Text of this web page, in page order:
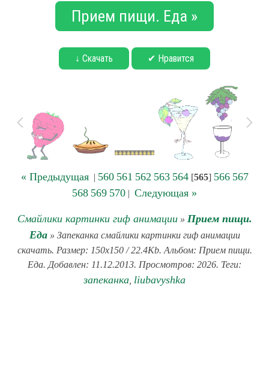
Прием пищи. Еда »
↓ Скачать ✔ Нравится
« Предыдущая| 560 561 562 563 564[565] 566 567
568 569 570 | Следующая »
Смайлики картинки гиф анимации» Прием пищи.
Еда» Запеканка смайлики картинки гиф анимации
скачать. Размер: 150x150 / 22.4Kb. Альбом: Прием пищи.
Еда. Добавлен: 11.12.2013. Просмотров: 2026. Теги:
запеканка liubavyshka